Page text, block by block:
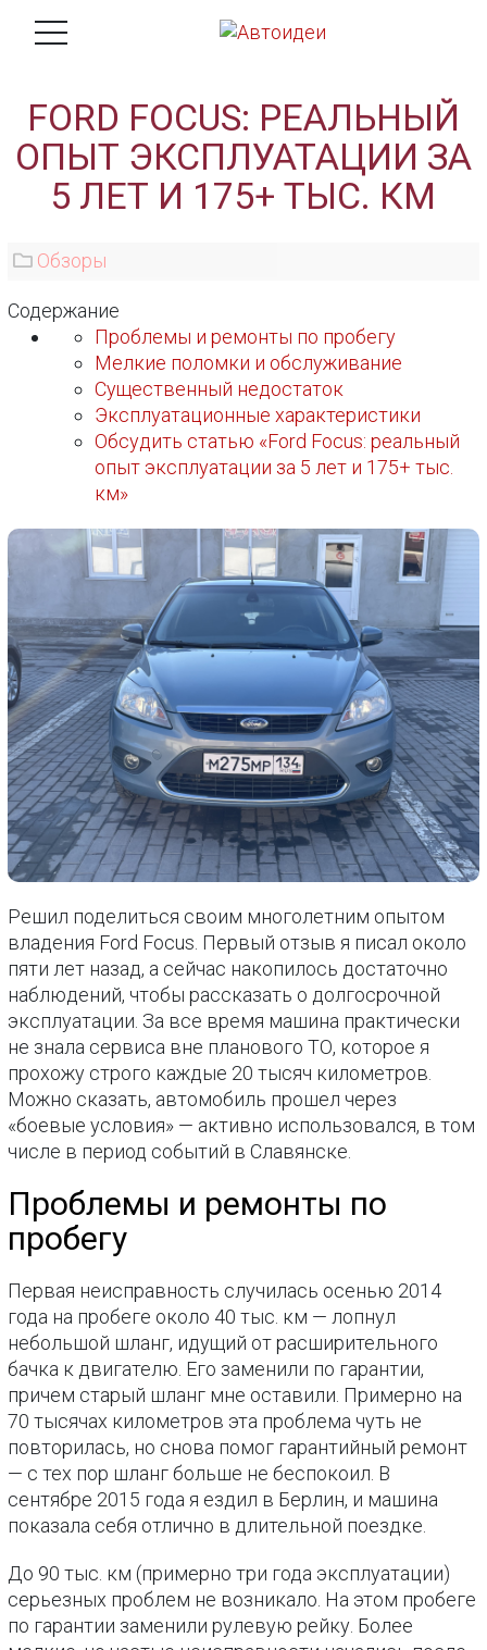
FORD FOCUS: РЕАЛЬНЫЙ
ОПЫТ ЭКСПЛУАТАЦИИ ЗА
5 ЛЕТ И 175+ ТЫС. КМ
Обзоры
Содержание
Проблемы и ремонты по пробегу
Мелкие поломки и обслуживание
Существенный недостаток
Эксплуатационные характеристики
Обсудить статью «Ford Focus: реальный
опыт эксплуатации за 5 лет и 175+ тыс.
км»
Решил поделиться своим многолетним опытом
владения Ford Focus. Первый отзыв я писал около
пяти лет назад, а сейчас накопилось достаточно
наблюдений, чтобы рассказать о долгосрочной
эксплуатации. За все время машина практически
не знала сервиса вне планового ТО, которое я
прохожу строго каждые 20 тысяч километров.
Можно сказать, автомобиль прошел через
«боевые условия» — активно использовался, в том
числе в период событий в Славянске.
Проблемы и ремонты по
пробегу
Первая неисправность случилась осенью 2014
года на пробеге около 40 тыс. км — лопнул
небольшой шланг, идущий от расширительного
бачка к двигателю. Его заменили по гарантии,
причем старый шланг мне оставили. Примерно на
70 тысячах километров эта проблема чуть не
повторилась, но снова помог гарантийный ремонт
— с тех пор шланг больше не беспокоил. В
сентябре 2015 года я ездил в Берлин, и машина
показала себя отлично в длительной поездке.
До 90 тыс. км (примерно три года эксплуатации)
серьезных проблем не возникало. На этом пробеге
по гарантии заменили рулевую рейку. Более